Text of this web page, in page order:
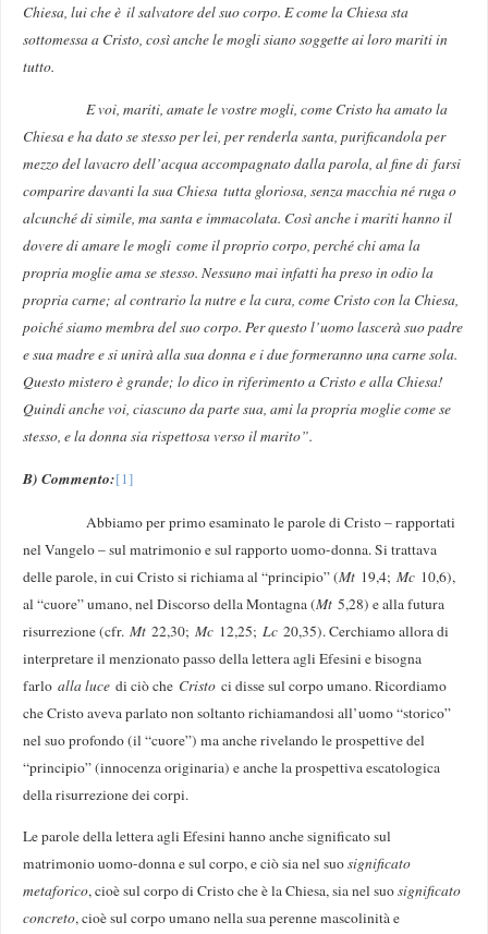
Chiesa, lui che è il salvatore del suo corpo. E come la Chiesa sta
sottomessa a Cristo, così anche le mogli siano soggette ai loro mariti in
tutto.
E voi, mariti, amate le vostre mogli, come Cristo ha amato la
Chiesa e ha dato se stesso per lei, per renderla santa, purificandola per
mezzo del lavacro dell’acqua accompagnato dalla parola, al fine di farsi
comparire davanti la sua Chiesa tutta gloriosa, senza macchia né ruga o
alcunché di simile, ma santa e immacolata. Così anche i mariti hanno il
dovere di amare le mogli come il proprio corpo, perché chi ama la
propria moglie ama se stesso. Nessuno mai infatti ha preso in odio la
propria carne; al contrario la nutre e la cura, come Cristo con la Chiesa,
poiché siamo membra del suo corpo. Per questo l’uomo lascerà suo padre
e sua madre e si unirà alla sua donna e i due formeranno una carne sola.
Questo mistero è grande; lo dico in riferimento a Cristo e alla Chiesa!
Quindi anche voi, ciascuno da parte sua, ami la propria moglie come se
stesso, e la donna sia rispettosa verso il marito”.
B) Commento:[1]
Abbiamo per primo esaminato le parole di Cristo – rapportati
nel Vangelo – sul matrimonio e sul rapporto uomo-donna. Si trattava
delle parole, in cui Cristo si richiama al “principio” (Mt 19,4; Mc 10,6),
al “cuore” umano, nel Discorso della Montagna (Mt 5,28) e alla futura
risurrezione (cfr. Mt 22,30; Mc 12,25; Lc 20,35). Cerchiamo allora di
interpretare il menzionato passo della lettera agli Efesini e bisogna
farloalla luce di ciò che Cristo ci disse sul corpo umano. Ricordiamo
che Cristo aveva parlato non soltanto richiamandosi all’uomo “storico”
nel suo profondo (il “cuore”) ma anche rivelando le prospettive del
“principio” (innocenza originaria) e anche la prospettiva escatologica
della risurrezione dei corpi.
Le parole della lettera agli Efesini hanno anche significato sul
matrimonio uomo-donna e sul corpo, e ciò sia nel suosignificato
metaforico, cioè sul corpo di Cristo che è la Chiesa, sia nel suosignificato
concreto, cioè sul corpo umano nella sua perenne mascolinità e